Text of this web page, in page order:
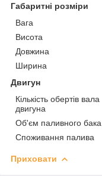
Габаритні розміри
Вага
Висота
Довжина
Ширина
Двигун
Кількість обертів вала
двигуна
Об'єм паливного бака
Споживання палива
Приховати